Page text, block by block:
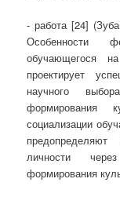
- работа [24]
Особенности
обучающегося
проектирует
научного
формирования
социализации
предопределяют
личности
формирования